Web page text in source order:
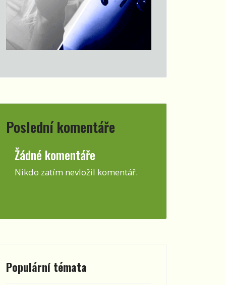
ohně roku
Poslední komentáře
Žádné komentáře
Nikdo zatím nevložil komentář.
Populární témata